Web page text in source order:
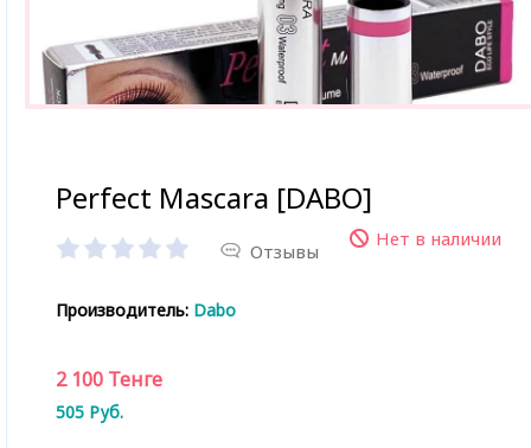
Perfect Mascara [DABO]
Отзывы
Нет в наличии
Производитель: Dabo
2 100 Тенге
505 Руб.